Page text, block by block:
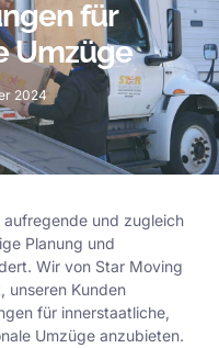
für
Umzüge
2024
aufregende und zugleich
Planung und
Wir von Star Moving
unseren Kunden
für innerstaatliche,
Umzüge anzubieten.